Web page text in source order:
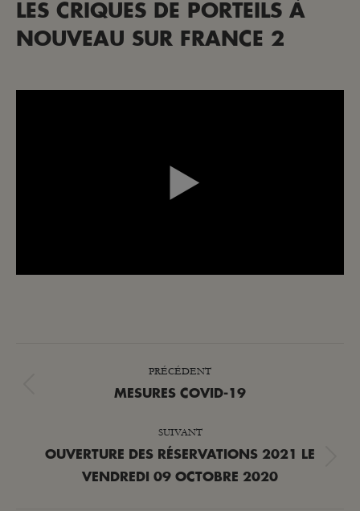
LES CRIQUES DE PORTEILS À
NOUVEAU SUR FRANCE 2
PRÉCÉDENT
Article
:
MESURES COVID-19
SUIVANT
Article
OUVERTURE DES RÉSERVATIONS 2021 LE
VENDREDI 09 OCTOBRE 2020